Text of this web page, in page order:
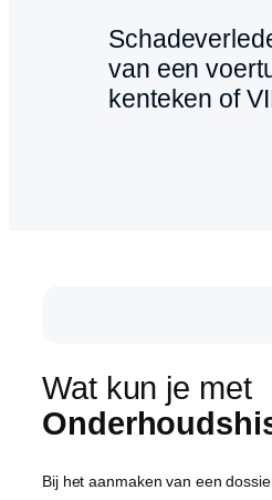
van een
kenteken of
Wat kun je met
Bij het aanmaken van een